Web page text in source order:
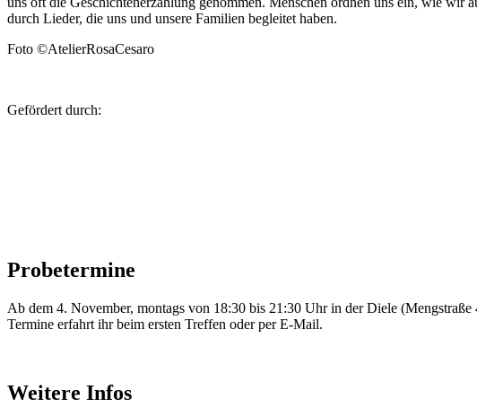
durch Lieder, die uns und unsere Familien begleitet haben.
Foto ©AtelierRosaCesaro
Gefördert durch:
Probetermine
Ab dem 4. November, montags von 18:30 bis 21:30 Uhr in der Diele
Termine erfahrt ihr beim ersten Treffen oder per E-Mail.
Weitere Infos